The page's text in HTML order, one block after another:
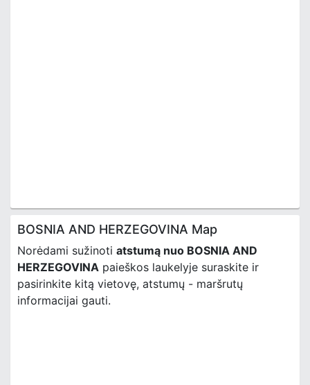
BOSNIA AND HERZEGOVINA Map
Norėdami sužinoti atstumą nuo BOSNIA AND
HERZEGOVINA paieškos laukelyje suraskite ir
pasirinkite kitą vietovę, atstumų - maršrutų
informacijai gauti.